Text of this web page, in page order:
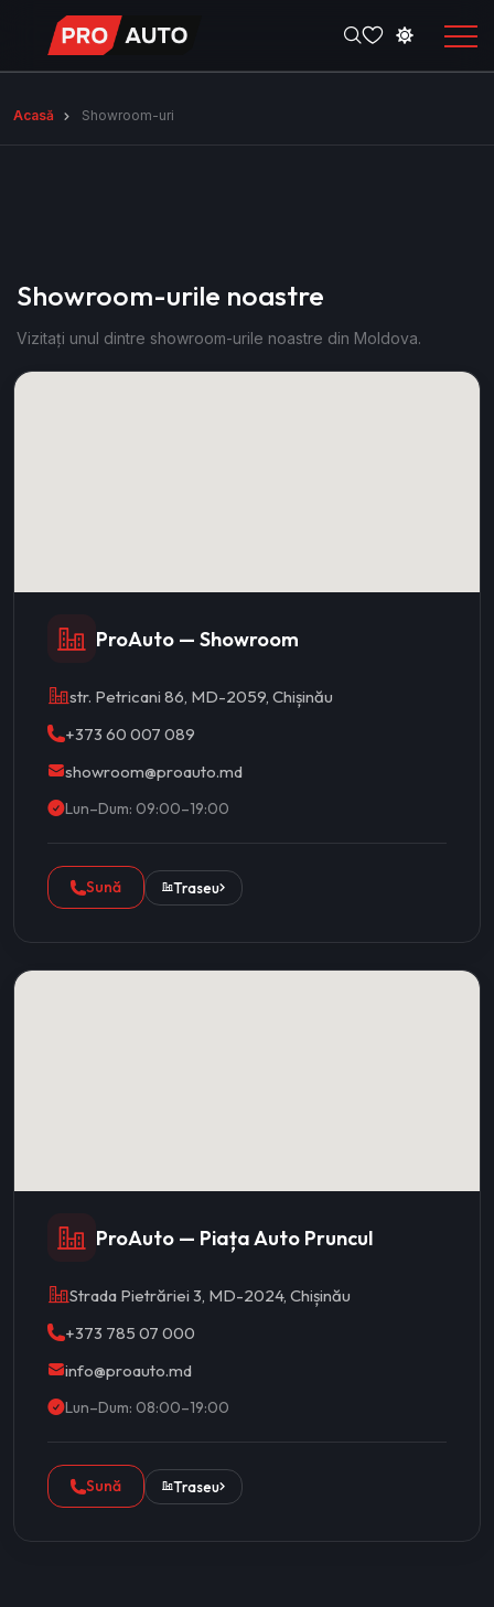
Acasă Showroom-uri
Showroom-urile noastre
Vizitați unul dintre showroom-urile noastre din Moldova.
ProAuto — Showroom
str. Petricani 86, MD-2059, Chișinău
+373 60 007 089
showroom@proauto.md
Lun–Dum: 09:00–19:00
Sună Traseu
ProAuto — Piața Auto Pruncul
Strada Pietrăriei 3, MD-2024, Chișinău
+373 785 07 000
info@proauto.md
Lun–Dum: 08:00–19:00
Sună Traseu